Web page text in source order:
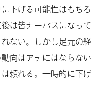
下げる可能性はもちろ
は皆ナーバスになって
ない。しかし足元の経
向はアテにはならない
頼れる。一時的に下げ